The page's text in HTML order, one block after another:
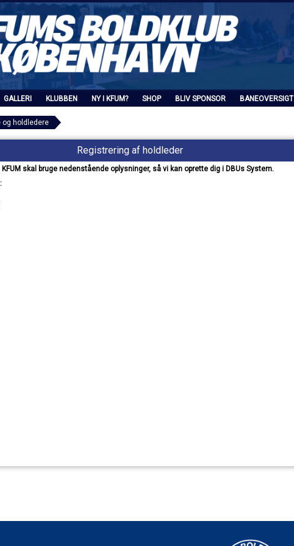
GALLERI KLUBBEN NY I KFUM? SHOP BLIV SPONSOR BANEOVERSIGT
og holdledere
Registrering af holdleder
skal bruge nedenstående oplysninger, så vi kan oprette dig i DBUs System.